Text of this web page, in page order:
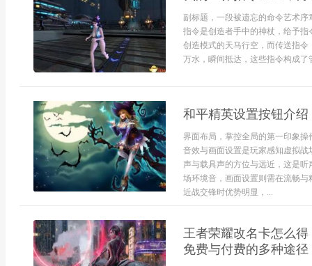
副标题，一段被遗忘的命令艺术
指令是创造者手中的神杖，给予
创造模式的天马行空，而传送指
万水，瞬间抵达，这些指令构成
和平精英设置按钮介
界面布局，掌控全局的第一印象
音效与画面设置是玩家感知虚拟
声与载具声的方位与远近，这是
场环境音，画面设置则需在流畅
近战交锋时优势明显，...
王者荣耀改名卡怎么
免费与付费的多种途径